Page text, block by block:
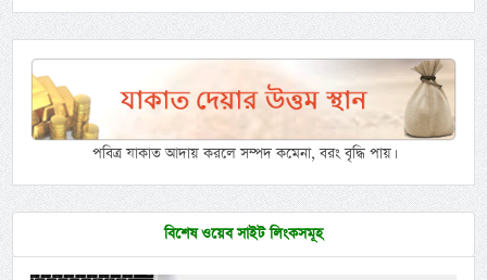
পবিত্র যাকাত আদায় করলে সম্পদ কমেনা, বরং বৃদ্ধি পায়।
বিশেষ ওয়েব সাইট লিংকসমূহ